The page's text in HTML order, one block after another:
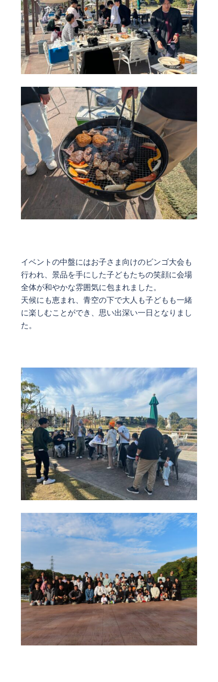
イベントの中盤にはお子さま向けのビンゴ大会も
行われ、景品を手にした子どもたちの笑顔に会場
全体が和やかな雰囲気に包まれました。
天候にも恵まれ、青空の下で大人も子どもも一緒
に楽しむことができ、思い出深い一日となりまし
た。